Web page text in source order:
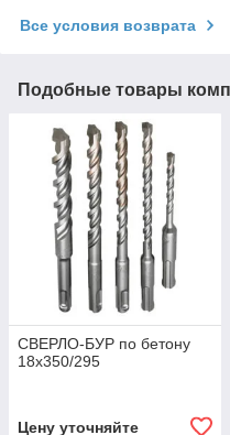
Все условия возврата
Подобные товары
СВЕРЛО-БУР по бетону
18х350/295
Цену уточняйте